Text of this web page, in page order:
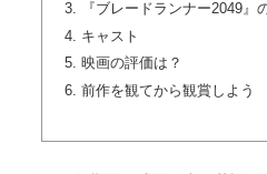
『ブレードランナー2049』
キャスト
映画の評価は？
前作を観てから観賞しよう